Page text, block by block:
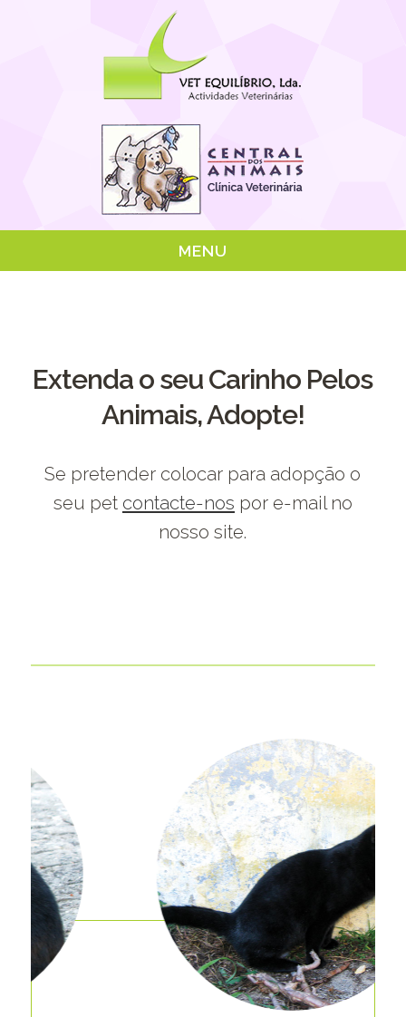
MENU
Extenda o seu Carinho Pelos
Animais, Adopte!
Se pretender colocar para adopção o
seu pet contacte-nos por e-mail no
nosso site.